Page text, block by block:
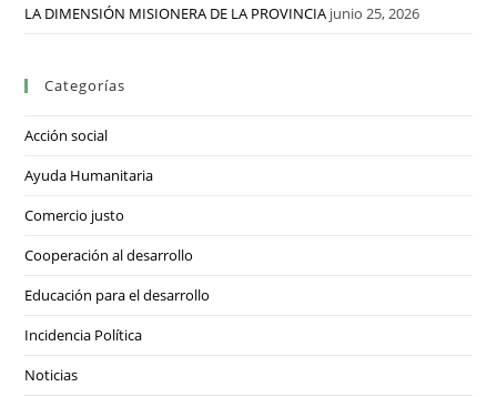
LA DIMENSIÓN MISIONERA DE LA PROVINCIA junio 25, 2026
Categorías
Acción social
Ayuda Humanitaria
Comercio justo
Cooperación al desarrollo
Educación para el desarrollo
Incidencia Política
Noticias